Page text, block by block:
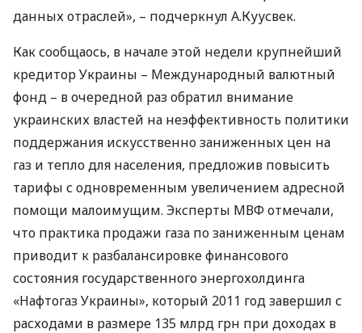
данных отраслей», – подчеркнул А.Куусвек.
Как сообщаось, в начале этой недели крупнейший
кредитор Украины – Международный валютный
фонд – в очередной раз обратил внимание
украинских властей на неэффективность политики
поддержания искусственно заниженных цен на
газ и тепло для населения, предложив повысить
тарифы с одновременным увеличением адресной
помощи малоимущим. Эксперты МВФотмечали,
что практика продажи газа по заниженным ценам
приводит к разбалансировке финансового
состояния государственного энергохолдинга
«Нафтогаз Украины», который 2011 год завершил с
расходами в размере 135 млрд грн при доходах в